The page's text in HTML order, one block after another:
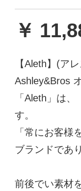
￥
【Aleth】(ア
Ashley&Bros
「Aleth」は
す。
「常にお客
ブランドであ
前後でい素材